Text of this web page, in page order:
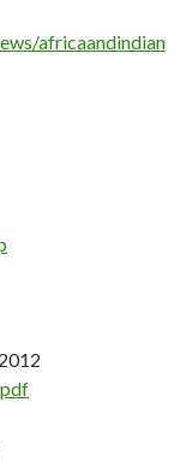
africaandindian